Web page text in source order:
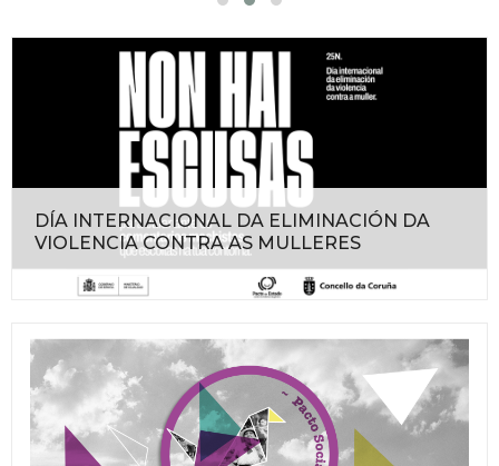
DÍA INTERNACIONAL DA ELIMINACIÓN DA
VIOLENCIA CONTRA AS MULLERES